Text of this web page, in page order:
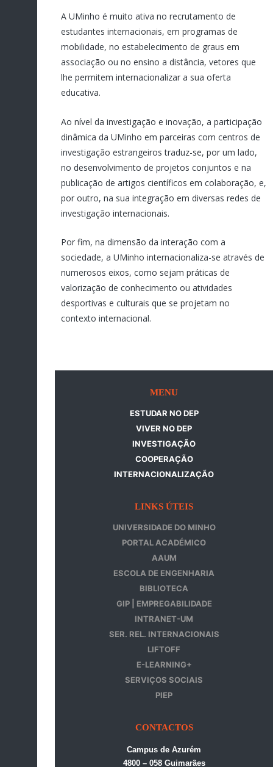
A UMinho é muito ativa no recrutamento de
estudantes internacionais, em programas de
mobilidade, no estabelecimento de graus em
associação ou no ensino a distância, vetores que
lhe permitem internacionalizar a sua oferta
educativa.
Ao nível da investigação e inovação, a participação
dinâmica da UMinho em parceiras com centros de
investigação estrangeiros traduz-se, por um lado,
no desenvolvimento de projetos conjuntos e na
publicação de artigos científicos em colaboração, e,
por outro, na sua integração em diversas redes de
investigação internacionais.
Por fim, na dimensão da interação com a
sociedade, a UMinho internacionaliza-se através de
numerosos eixos, como sejam práticas de
valorização de conhecimento ou atividades
desportivas e culturais que se projetam no
contexto internacional.
MENU
ESTUDAR NO DEP
VIVER NO DEP
INVESTIGAÇÃO
COOPERAÇÃO
INTERNACIONALIZAÇÃO
LINKS ÚTEIS
UNIVERSIDADE DO MINHO
PORTAL ACADÉMICO
AAUM
ESCOLA DE ENGENHARIA
BIBLIOTECA
GIP | EMPREGABILIDADE
INTRANET-UM
SER. REL. INTERNACIONAIS
LIFTOFF
E-LEARNING+
SERVIÇOS SOCIAIS
PIEP
CONTACTOS
Campus de Azurém
4800 – 058 Guimarães